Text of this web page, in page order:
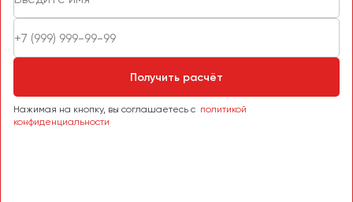
Получить расчёт
Нажимая на кнопку, вы соглашаетесь с политикой
конфиденциальности